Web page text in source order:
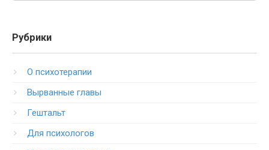
Рубрики
O психотерапии
Вырванные главы
Гештальт
Для психологов